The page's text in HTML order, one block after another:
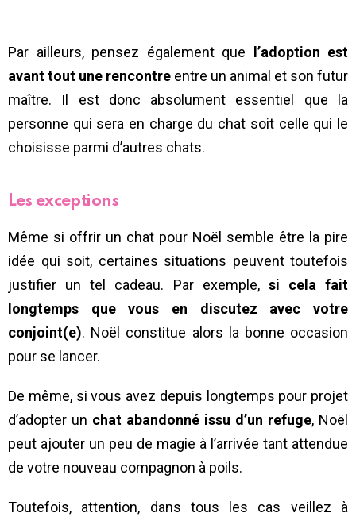
Par ailleurs, pensez également que
l’adoption est
avant tout une rencontre entre un animal et son futur
maître. Il est donc absolument essentiel que la
personne qui sera en charge du chat soit celle qui le
choisisse parmi d’autres chats.
Les exceptions
Même si offrir un chat pour Noël semble être la pire
idée qui soit, certaines situations peuvent toutefois
justifier un tel cadeau. Par exemple, si cela fait
longtemps que vous en discutez avec votre
conjoint(e). Noël constitue alors la bonne occasion
pour se lancer.
De même, si vous avez depuis longtemps pour projet
d’adopter un chat abandonné issu d’un refuge, Noël
peut ajouter un peu de magie à l’arrivée tant attendue
de votre nouveau compagnon à poils.
Toutefois, attention, dans tous les cas veillez à